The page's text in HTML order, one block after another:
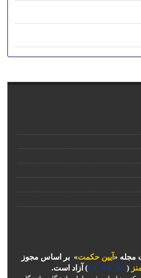
مجله « آیین حکمت» بر اساس مجوز
(
CC BY-NC) آزاد است.